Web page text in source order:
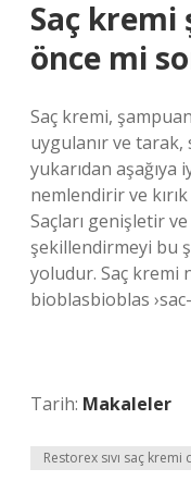
Saç kremi
önce mi
Saç kremi,
uygulanır ve
yukarıdan aşağıya
nemlendirir ve
Saçları genişletir
şekillendirmeyi bu
yoludur. Saç kremi
bioblasbioblas
Tarih: Makaleler
Restorex sıvı saç